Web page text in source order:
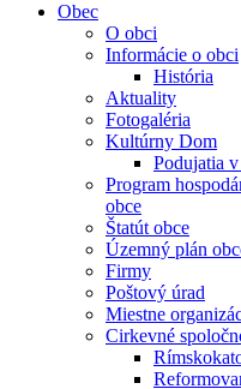
Obec
O obci
Informácie o obci
História
Aktuality
Fotogaléria
Kultúrny Dom
Podujatia
Program
obce
Štatút obce
Územný plán
Firmy
Poštový úrad
Miestne
Cirkevné